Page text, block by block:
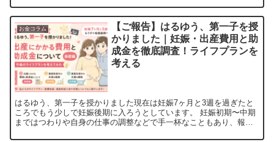
お金コラム
【ご報告】はるゆう、第一子を授
かりました｜妊娠・出産費用と助
成金を徹底調査！ライフプランを
考える
はるゆう、第一子を授かりました現在は妊娠7ヶ月と3週を過ぎたと
ころでもう少しで妊娠後期に入ろうとしています。 妊娠初期〜中期
まではつわりや自身の仕事の調整などで手一杯なこともあり、報告